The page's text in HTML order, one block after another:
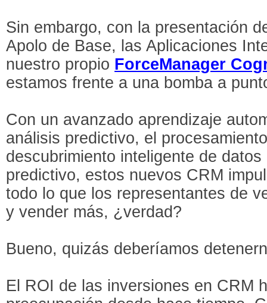
Sin embargo, con la presentación
Apolo de Base, las Aplicaciones
nuestro propio ForceManager
estamos frente a una bomba a
Con un avanzado aprendizaje
análisis predictivo, el
descubrimiento inteligente de
predictivo, estos nuevos CRM
todo lo que los representantes de
y vender más, ¿verdad?
Bueno, quizás deberíamos
El ROI de las inversiones en CRM